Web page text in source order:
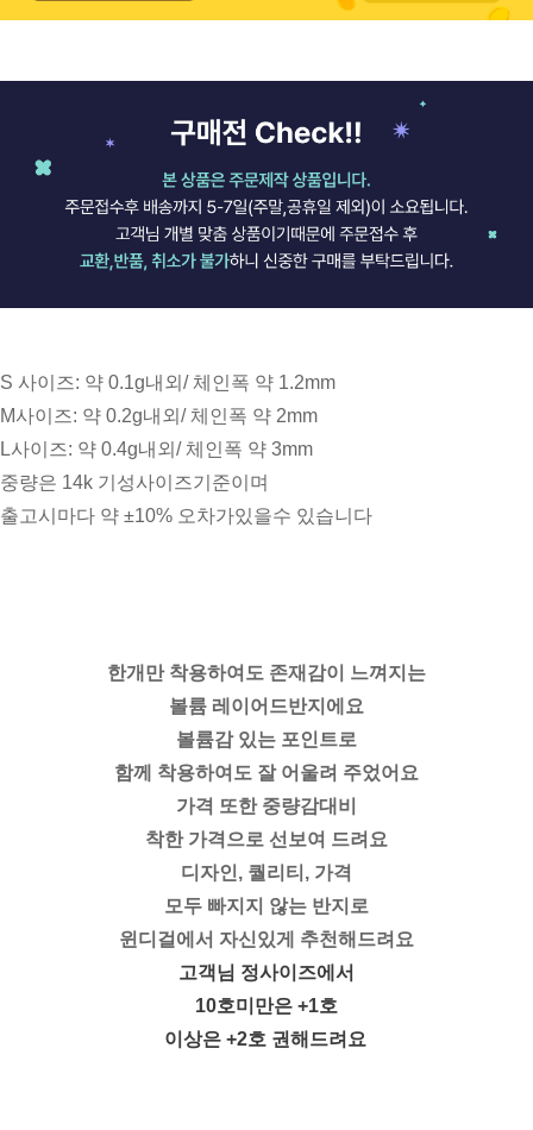
S 사이즈: 약 0.1g내외/ 체인폭 약 1.2mm
M사이즈: 약 0.2g내외/ 체인폭 약 2mm
L사이즈: 약 0.4g내외/ 체인폭 약 3mm
중량은 14k 기성사이즈기준이며
출고시마다 약 ±10% 오차가있을수 있습니다
한개만 착용하여도 존재감이 느껴지는
볼륨 레이어드반지에요
볼륨감 있는 포인트로
함께 착용하여도 잘 어울려 주었어요
가격 또한 중량감대비
착한 가격으로 선보여 드려요
디자인, 퀄리티, 가격
모두 빠지지 않는 반지로
윈디걸에서 자신있게 추천해드려요
고객님 정사이즈에서
10호미만은 +1호
이상은 +2호 권해드려요